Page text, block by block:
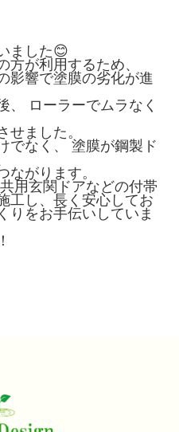
ました😊
方が利用するため、
影響で塗膜の劣化が進
、 ローラーでムラなく
せました。
でなく、 塗膜が鋼製ド
ながります。
用玄関ドアなどの付帯
工し、長く安心してお
りをお手伝いしていま